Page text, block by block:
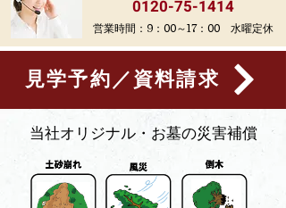
0120-75-1414
営業時間：9：00～17：00 水曜定休
見学予約／資料請求
​当社オリジナル・お墓の災害補償